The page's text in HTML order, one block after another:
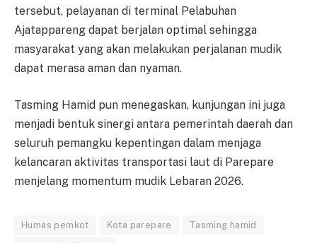
tersebut, pelayanan di terminal Pelabuhan
Ajatappareng dapat berjalan optimal sehingga
masyarakat yang akan melakukan perjalanan mudik
dapat merasa aman dan nyaman.
Tasming Hamid pun menegaskan, kunjungan ini juga
menjadi bentuk sinergi antara pemerintah daerah dan
seluruh pemangku kepentingan dalam menjaga
kelancaran aktivitas transportasi laut di Parepare
menjelang momentum mudik Lebaran 2026.
Humas pemkot Kota parepare Tasming hamid